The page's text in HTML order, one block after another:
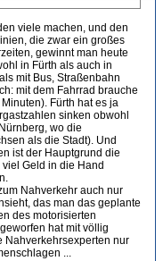
viele machen, und den
die zwar ein großes
gewinnt man heute
in Fürth als auch in
mit Bus, Straßenbahn
mit dem Fahrrad brauche
Fürth hat es ja
sinken obwohl
wo die
als die Stadt). Und
ist der Hauptgrund die
Geld in die Hand
Nahverkehr auch nur
das man das geplante
des motorisierten
hat mit völlig
Nahverkehrsexperten nur
...